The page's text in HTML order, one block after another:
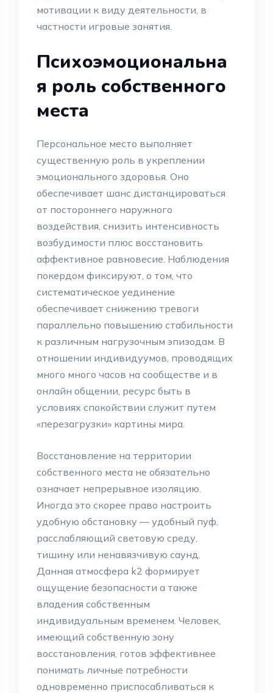
мотивации к виду деятельности, в
частности игровые занятия.
Психоэмоциональна
я роль собственного
места
Персональное место выполняет
существенную роль в укреплении
эмоционального здоровья. Оно
обеспечивает шанс дистанцироваться
от постороннего наружного
воздействия, снизить интенсивность
возбудимости плюс восстановить
аффективное равновесие. Наблюдения
покердом фиксируют, о том, что
систематическое уединение
обеспечивает снижению тревоги
параллельно повышению стабильности
к различным нагрузочным эпизодам. В
отношении индивидуумов, проводящих
много много часов на сообществе и в
онлайн общении, ресурс быть в
условиях спокойствии служит путем
«перезагрузки» картины мира.
Восстановление на территории
собственного места не обязательно
означает непрерывное изоляцию.
Иногда это скорее право настроить
удобную обстановку — удобный пуф,
расслабляющий световую среду,
тишину или ненавязчивую саунд.
Данная атмосфера k2 формирует
ощущение безопасности а также
владения собственным
индивидуальным временем. Человек,
имеющий собственную зону
восстановления, готов эффективнее
понимать личные потребности
одновременно приспосабливаться к